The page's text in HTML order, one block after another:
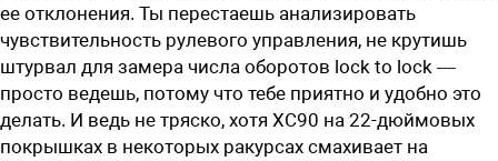
ее отклонения. Ты перестаешь анализировать
чувствительность рулевого управления, не крутишь
штурвал для замера числа оборотов lock to lock —
просто ведешь, потому что тебе приятно и удобно это
делать. И ведь не тряско, хотя XC90 на 22-дюймовых
покрышках в некоторых ракурсах смахивает на